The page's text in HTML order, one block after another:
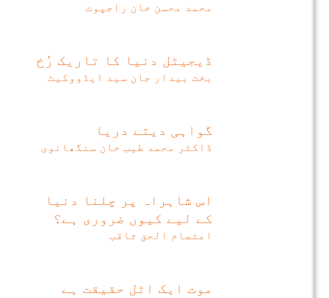
محمد محسن خان راجپوت
ڈیجیٹل دنیا کا تاریک رُخ
بخت بیدار جان سید ایڈووکیٹ
گواہی دیتے دریا
ڈاکٹر محمد طیب خان سنگھانوی
اس شاہراہ پر چلنا دنیا
کے لیے کیوں ضروری ہے؟
اعتصام الحق ثاقب
موت ایک اٹل حقیقت ہے